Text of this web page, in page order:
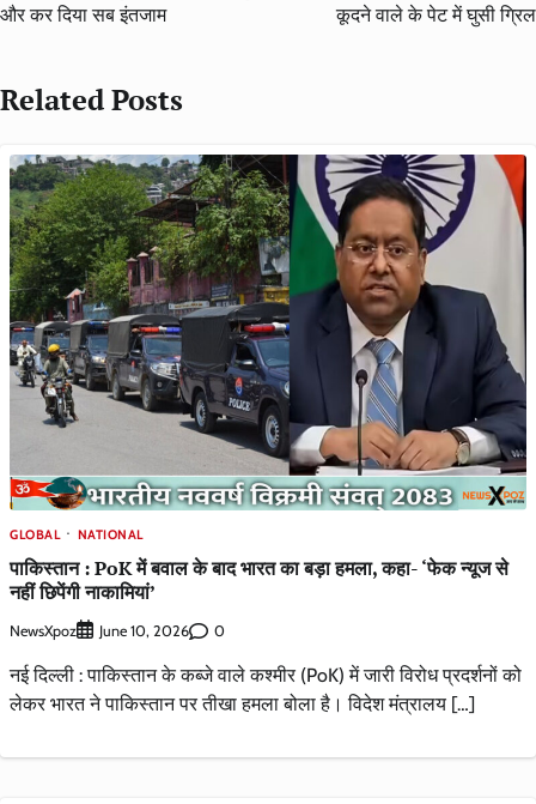
और कर दिया सब इंतजाम
कूदने वाले के पेट में घुसी ग्रिल
Related Posts
GLOBAL NATIONAL
पाकिस्तान : PoK में बवाल के बाद भारत का बड़ा हमला, कहा- ‘फेक न्यूज से
नहीं छिपेंगी नाकामियां’
NewsXpoz June 10, 2026 0
नई दिल्ली : पाकिस्तान के कब्जे वाले कश्मीर (PoK) में जारी विरोध प्रदर्शनों को
लेकर भारत ने पाकिस्तान पर तीखा हमला बोला है। विदेश मंत्रालय […]